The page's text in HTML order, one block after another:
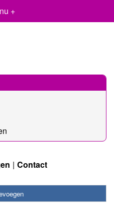
+
Contact